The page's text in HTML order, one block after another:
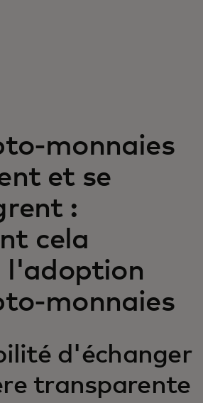
tendances
monnaies
et se
:
cela
l'adoption
monnaies
d'échanger
transparente